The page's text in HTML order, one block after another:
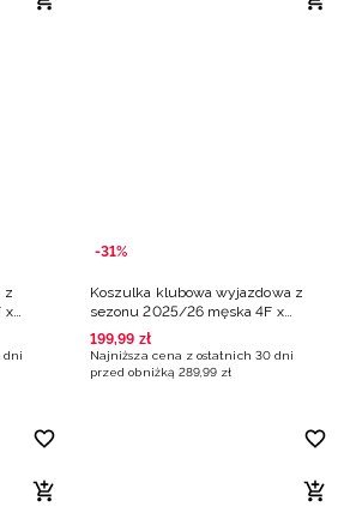
z
x
dni
-31%
Koszulka klubowa wyjazdowa z
sezonu 2025/26 męska 4F x
Korona Kielce - multikolor
199,99 zł
Najniższa cena z ostatnich 30 dni
przed obniżką 289,99 zł